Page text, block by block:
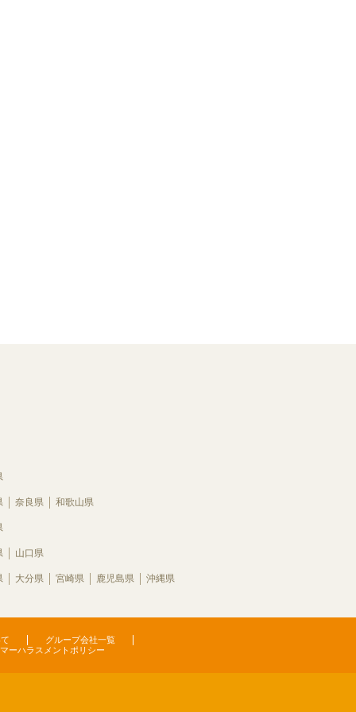
奈良県 和歌山県
山口県
大分県 宮崎県 鹿児島県 沖縄県
グループ会社一覧
ーハラスメントポリシー